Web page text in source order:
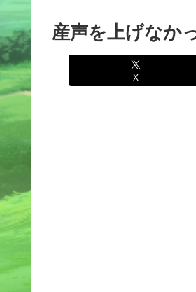
産声を上げなか
X